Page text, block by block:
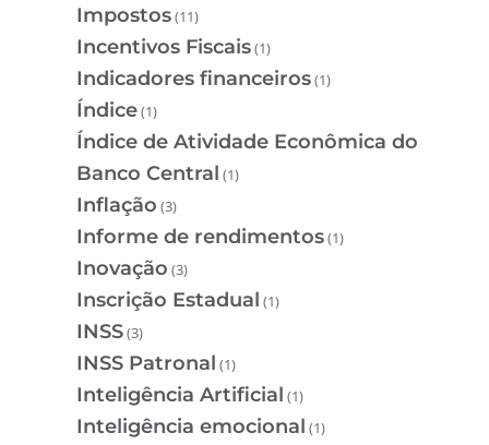
Impostos(11)
Incentivos Fiscais(1)
Indicadores financeiros(1)
Índice(1)
Índice de Atividade Econômica do
Banco Central (1)
Inflação (3)
Informe de rendimentos(1)
Inovação (3)
Inscrição Estadual (1)
INSS(3)
INSS Patronal (1)
Inteligência Artificial (1)
Inteligência emocional (1)